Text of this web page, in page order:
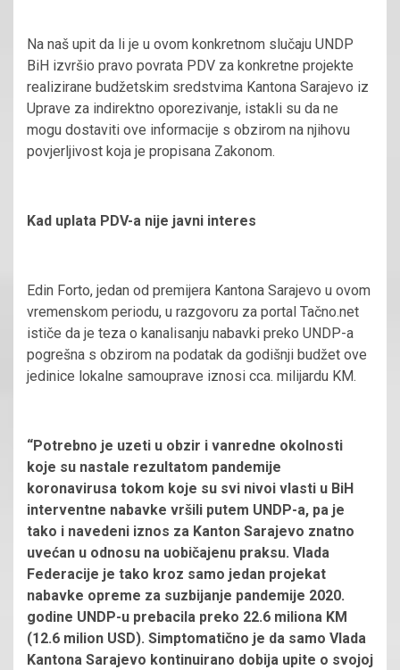
Na naš upit da li je u ovom konkretnom slučaju UNDP
BiH izvršio pravo povrata PDV za konkretne projekte
realizirane budžetskim sredstvima Kantona Sarajevo iz
Uprave za indirektno oporezivanje, istakli su da ne
mogu dostaviti ove informacije s obzirom na njihovu
povjerljivost koja je propisana Zakonom.
Kad uplata PDV-a nije javni interes
Edin Forto, jedan od premijera Kantona Sarajevo u ovom
vremenskom periodu, u razgovoru za portal Tačno.net
ističe da je teza o kanalisanju nabavki preko UNDP-a
pogrešna s obzirom na podatak da godišnji budžet ove
jedinice lokalne samouprave iznosi cca. milijardu KM.
“Potrebno je uzeti u obzir i vanredne okolnosti
koje su nastale rezultatom pandemije
koronavirusa tokom koje su svi nivoi vlasti u BiH
interventne nabavke vršili putem UNDP-a, pa je
tako i navedeni iznos za Kanton Sarajevo znatno
uvećan u odnosu na uobičajenu praksu. Vlada
Federacije je tako kroz samo jedan projekat
nabavke opreme za suzbijanje pandemije 2020.
godine UNDP-u prebacila preko 22.6 miliona KM
(12.6 milion USD). Simptomatično je da samo Vlada
Kantona Sarajevo kontinuirano dobija upite o svojoj